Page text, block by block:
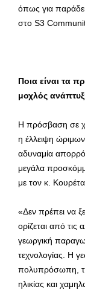
όπως για
στο S3
Ποια είναι τα
μοχλός
Η πρόσβαση σε
η έλλειψη
αδυναμία
μεγάλα
με τον κ. Κουρέτα.
«Δεν πρέπει να
ορίζεται από τις
γεωργική
τεχνολογίας. Η
πολυπρόσωπη, το
ηλικίας και